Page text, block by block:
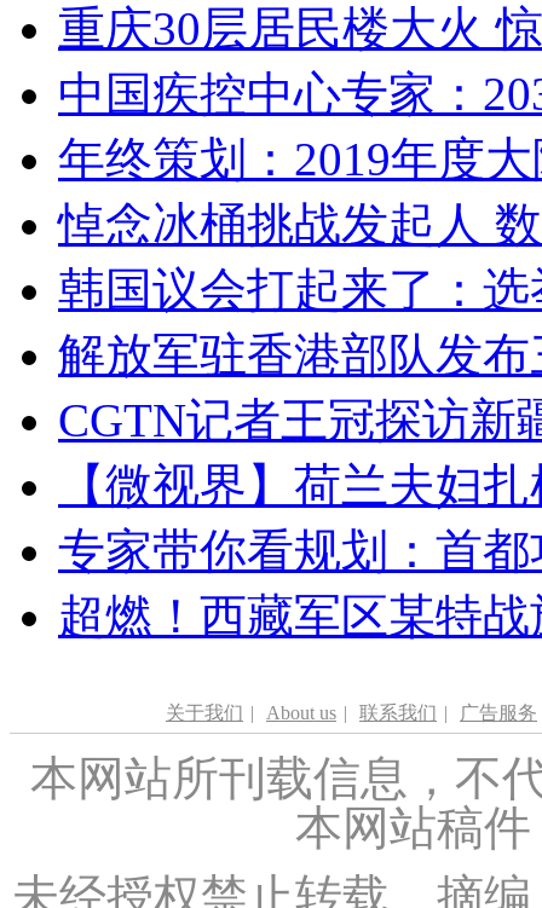
重庆30层居民楼大火
中国疾控中心专家：
年终策划：2019年度
悼念冰桶挑战发起人
韩国议会打起来了：
解放军驻香港部队发
CGTN记者王冠探访新
【微视界】荷兰夫妇
专家带你看规划：首
超燃！西藏军区某特
关于我们 | About us | 联系我们 | 广告服务
本网站所刊载信息，不
本网站稿
未经授权禁止转载、摘